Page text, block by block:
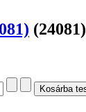
(24081)